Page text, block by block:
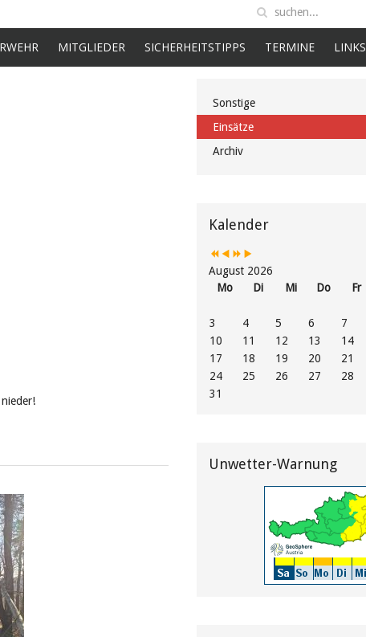
MITGLIEDER SICHERHEITSTIPPS TERMINE LINKS
Sonstige
Einsätze
Archiv
Kalender
JahrMonat
JahrMonat
August 2026
Mo
Di Mi Do Fr
3
4 5 6 7
10
11 12 13 14
17
18 19 20 21
24
25 26 27 28
31
Unwetter-Warnung